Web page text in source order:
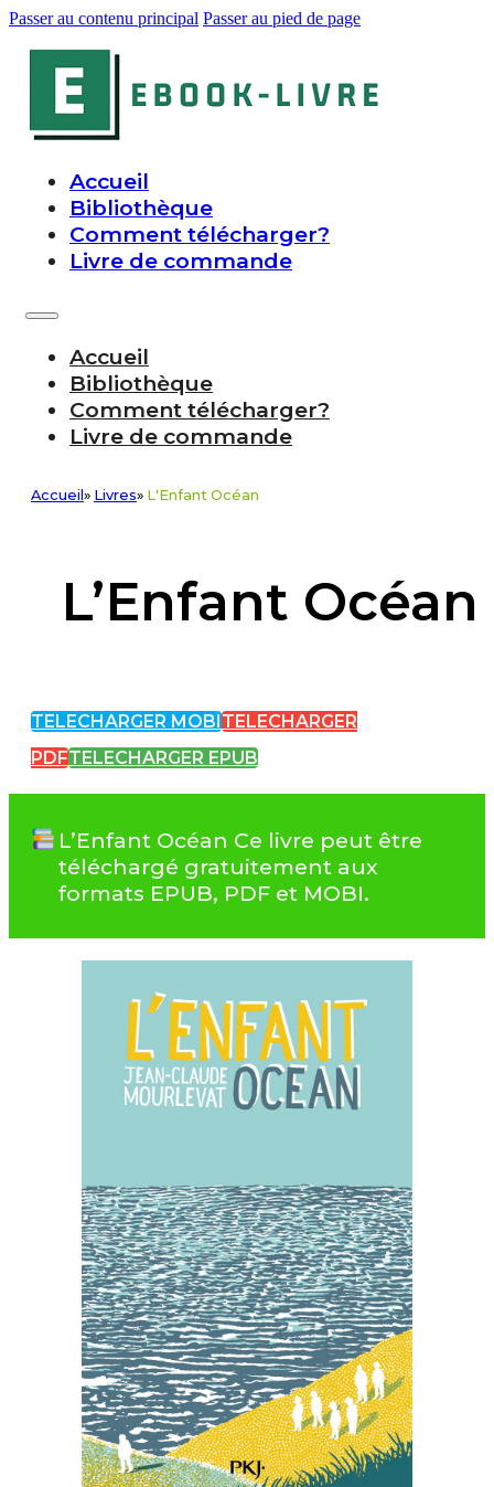
Passer au contenu principal Passer au pied de page
Accueil
Bibliothèque
Comment télécharger?
Livre de commande
Accueil
Bibliothèque
Comment télécharger?
Livre de commande
Accueil » Livres» L'Enfant Océan
L’Enfant Océan
TELECHARGER MOBI TELECHARGER
PDFTELECHARGER EPUB
L’Enfant Océan Ce livre peut être
téléchargé gratuitement aux
formats EPUB, PDF et MOBI.